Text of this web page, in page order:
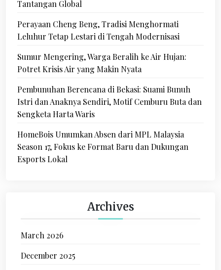
Tantangan Global
Perayaan Cheng Beng, Tradisi Menghormati
Leluhur Tetap Lestari di Tengah Modernisasi
Sumur Mengering, Warga Beralih ke Air Hujan:
Potret Krisis Air yang Makin Nyata
Pembunuhan Berencana di Bekasi: Suami Bunuh
Istri dan Anaknya Sendiri, Motif Cemburu Buta dan
Sengketa Harta Waris
HomeBois Umumkan Absen dari MPL Malaysia
Season 17, Fokus ke Format Baru dan Dukungan
Esports Lokal
Archives
March 2026
December 2025